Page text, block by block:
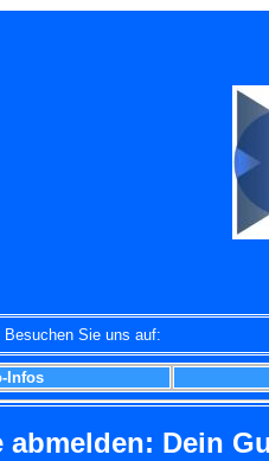
Besuchen Sie uns auf:
Infos
abmelden: Dein